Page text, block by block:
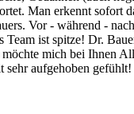
Man erkennt sofort
Vor - während -
Team ist spitze! Dr.
möchte mich bei Ihnen
sehr aufgehoben gefühlt!